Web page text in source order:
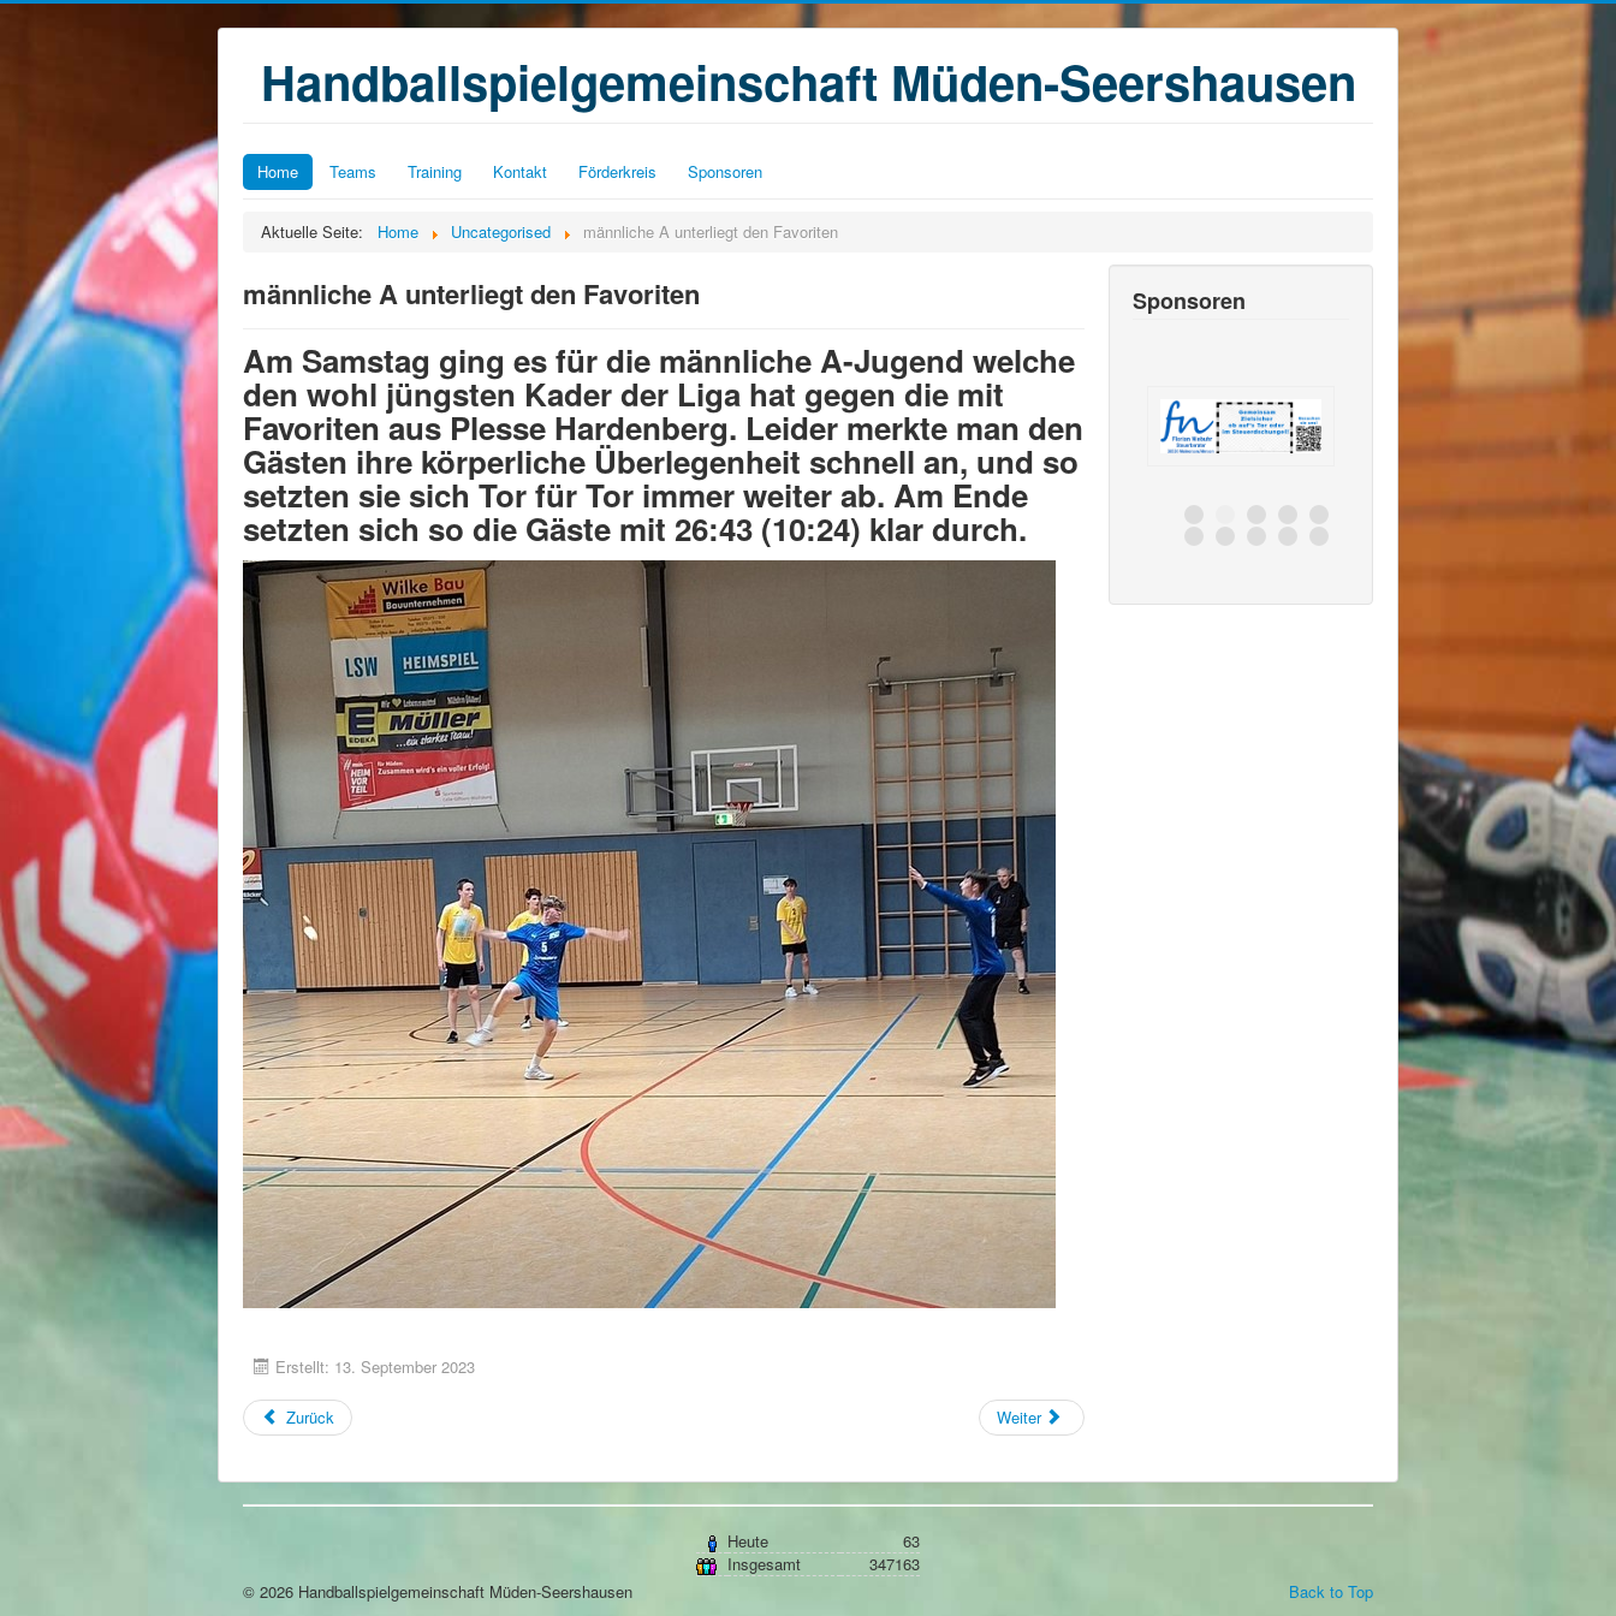
Handballspielgemeinschaft Müden-Seershausen
Home Teams Training Kontakt Förderkreis Sponsoren
Aktuelle Seite: Home Uncategorised männliche A unterliegt den Favoriten
männliche A unterliegt den Favoriten
Am Samstag ging es für die männliche A-Jugend welche
den wohl jüngsten Kader der Liga hat gegen die mit
Favoriten aus Plesse Hardenberg. Leider merkte man den
Gästen ihre körperliche Überlegenheit schnell an, und so
setzten sie sich Tor für Tor immer weiter ab. Am Ende
setzten sich so die Gäste mit 26:43 (10:24) klar durch.
Erstellt: 13. September 2023
Zurück Weiter
Sponsoren
Heute
63
Insgesamt
347163
Back to Top
© 2026 Handballspielgemeinschaft Müden-Seershausen